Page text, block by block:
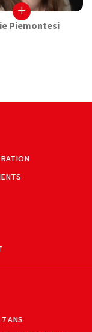
+
Piemontesi
ANS